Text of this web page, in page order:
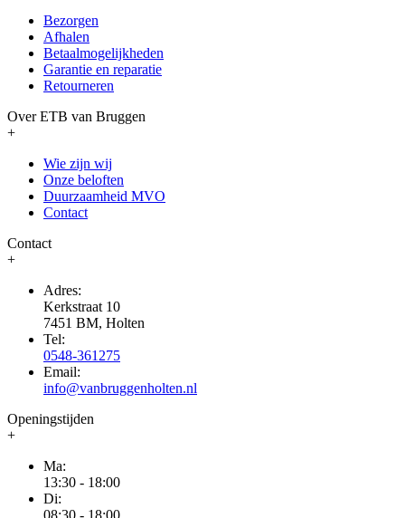
Bezorgen
Afhalen
Betaalmogelijkheden
Garantie en reparatie
Retourneren
Over ETB van Bruggen
+
Wie zijn wij
Onze beloften
Duurzaamheid MVO
Contact
Contact
+
Adres:
Kerkstraat 10
7451 BM, Holten
Tel:
0548-361275
Email:
info@vanbruggenholten.nl
Openingstijden
+
Ma:
13:30 - 18:00
Di: